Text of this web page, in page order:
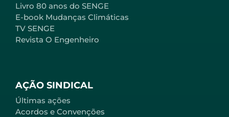
AÇÃO SINDICAL
Últimas ações
Acordos e Convenções
Livro 80 anos do SENGE
E-book Mudanças Climáticas
TV SENGE
Revista O Engenheiro